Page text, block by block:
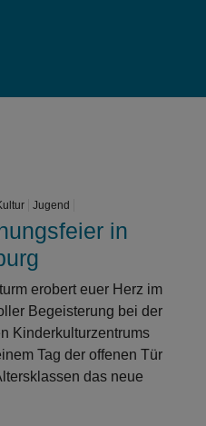
Jugend
in
erobert euer Herz im
Begeisterung bei der
Kinderkulturzentrums
Tag der offenen Tür
das neue